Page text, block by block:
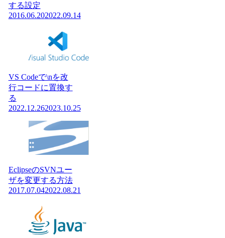
する設定
2016.06.202022.09.14
VS Codeで\nを改
行コードに置換す
る
2022.12.262023.10.25
EclipseのSVNユー
ザを変更する方法
2017.07.042022.08.21